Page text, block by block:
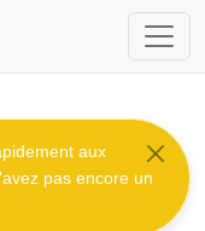
pas encore un